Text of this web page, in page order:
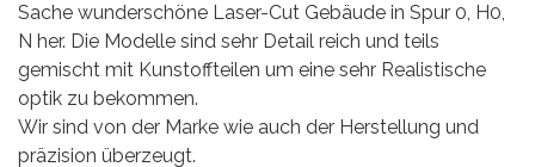
Sache wunderschöne Laser-Cut Gebäude in Spur 0, H0,
N her. Die Modelle sind sehr Detail reich und teils
gemischt mit Kunstoffteilen um eine sehr Realistische
optik zu bekommen.
Wir sind von der Marke wie auch der Herstellung und
präzision überzeugt.